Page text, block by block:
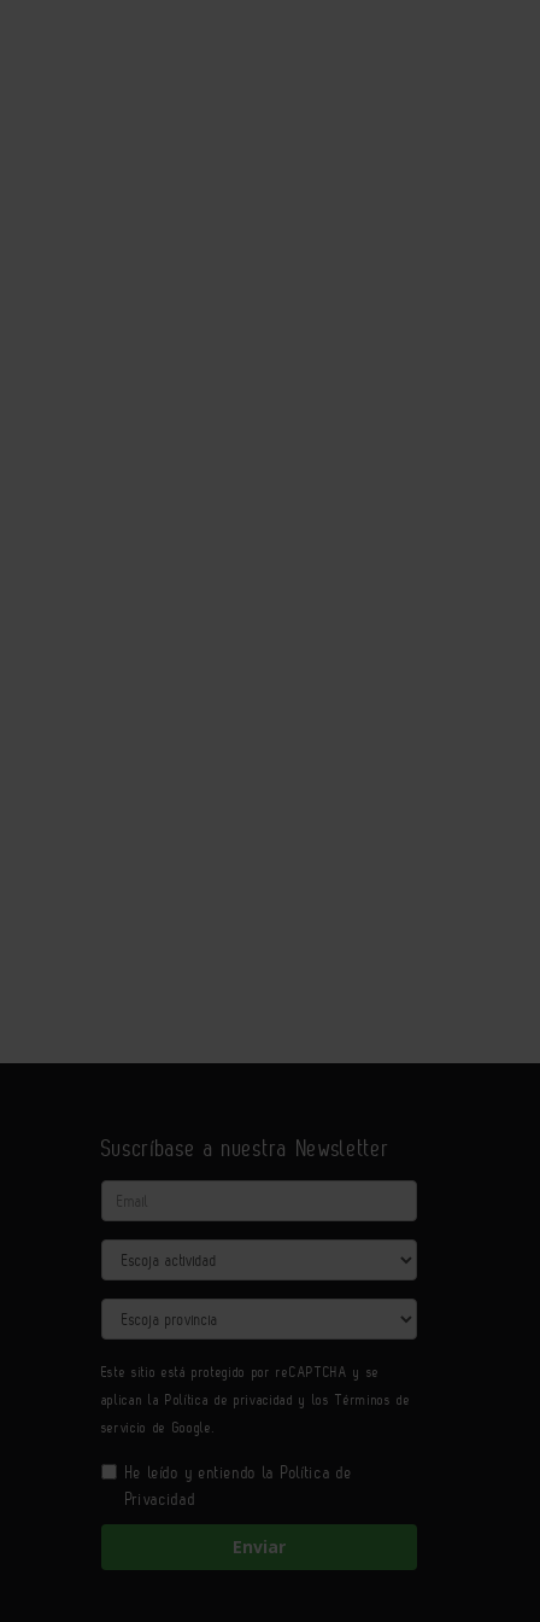
Suscríbase a nuestra Newsletter
Email
Actividad
Provincia
Este sitio está protegido por reCAPTCHA y se
aplican la Política de privacidad y losTérminos de
servicio de Google.
He leído y entiendo la Política de
Privacidad
Enviar